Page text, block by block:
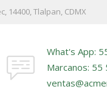
14400, Tlalpan, CDMX
What's App:
Marcanos: